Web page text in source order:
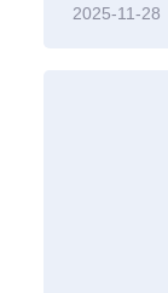
2025-11-28